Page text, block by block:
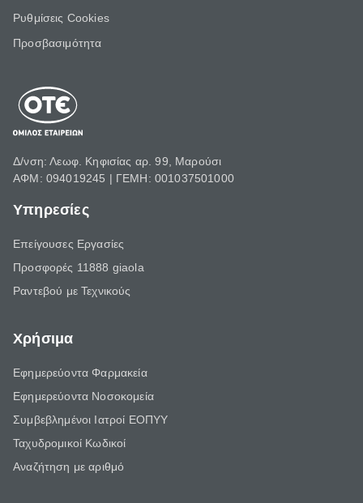
Ρυθμίσεις Cookies
Προσβασιμότητα
Δ/νση: Λεωφ. Κηφισίας αρ. 99, Μαρούσι
ΑΦΜ: 094019245 | ΓΕΜΗ: 001037501000
Υπηρεσίες
Επείγουσες Εργασίες
Προσφορές 11888 giaola
Ραντεβού με Τεχνικούς
Χρήσιμα
Εφημερεύοντα Φαρμακεία
Εφημερεύοντα Νοσοκομεία
Συμβεβλημένοι Ιατροί ΕΟΠΥΥ
Ταχυδρομικοί Κωδικοί
Αναζήτηση με αριθμό